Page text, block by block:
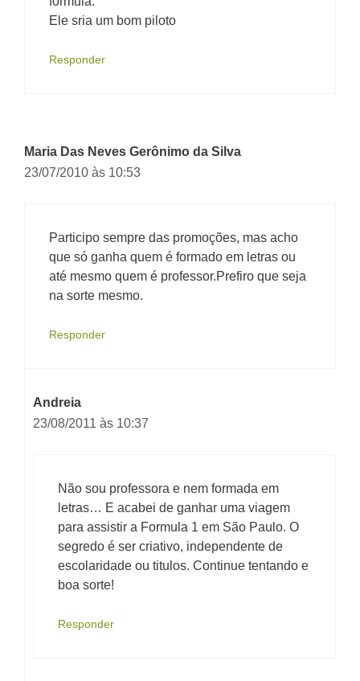
Ele sria um bom piloto
Responder
Maria Das Neves Gerônimo da Silva
23/07/2010 às 10:53
Participo sempre das promoções, mas acho
que só ganha quem é formado em letras ou
até mesmo quem é professor.Prefiro que seja
na sorte mesmo.
Responder
Andreia
23/08/2011 às 10:37
Não sou professora e nem formada em
letras… E acabei de ganhar uma viagem
para assistir a Formula 1 em São Paulo. O
segredo é ser criativo, independente de
escolaridade ou titulos. Continue tentando e
boa sorte!
Responder